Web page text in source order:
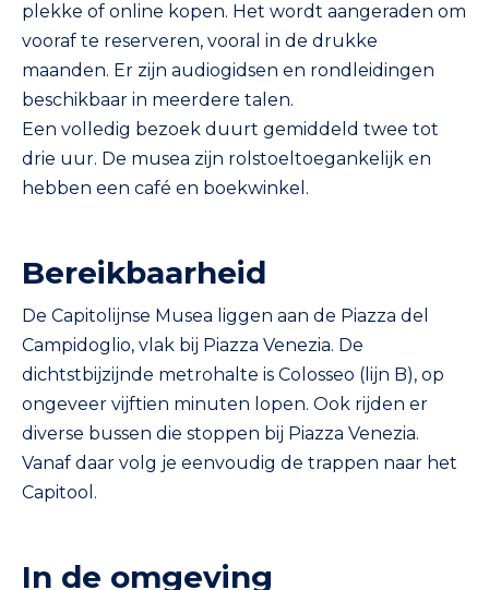
plekke of online kopen. Het wordt aangeraden om
vooraf te reserveren, vooral in de drukke
maanden. Er zijn audiogidsen en rondleidingen
beschikbaar in meerdere talen.
Een volledig bezoek duurt gemiddeld twee tot
drie uur. De musea zijn rolstoeltoegankelijk en
hebben een café en boekwinkel.
Bereikbaarheid
De Capitolijnse Musea liggen aan de Piazza del
Campidoglio, vlak bij Piazza Venezia. De
dichtstbijzijnde metrohalte is Colosseo (lijn B), op
ongeveer vijftien minuten lopen. Ook rijden er
diverse bussen die stoppen bij Piazza Venezia.
Vanaf daar volg je eenvoudig de trappen naar het
Capitool.
In de omgeving